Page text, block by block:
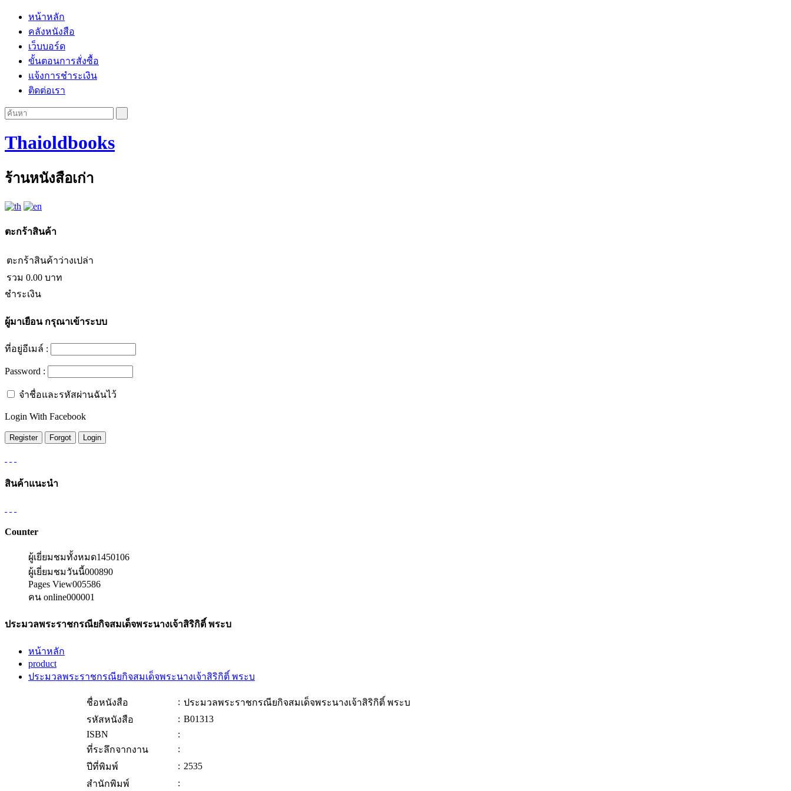
หน้าหลัก
คลังหนังสือ
เว็บบอร์ด
ขั้นตอนการสั่งซื้อ
แจ้งการชำระเงิน
ติดต่อเรา
Thaioldbooks
ร้านหนังสือเก่า
ตะกร้าสินค้า
ตะกร้าสินค้าว่างเปล่า
รวม 0.00 บาท
ชำระเงิน
ผู้มาเยือนกรุณาเข้าระบบ
ที่อยู่อีเมล์ :
Password :
จำชื่อและรหัสผ่านฉันไว้
Login With Facebook
สินค้าแนะนำ
Counter
ผู้เยี่ยมชมทั้งหมด1450106
ผู้เยี่ยมชมวันนี้000890
Pages View005586
คน online000001
ประมวลพระราชกรณียกิจสมเด็จพระนางเจ้าสิริกิติ์ พระบ
หน้าหลัก
product
ประมวลพระราชกรณียกิจสมเด็จพระนางเจ้าสิริกิติ์ พระบ
ชื่อหนังสือ : ประมวลพระราชกรณียกิจสมเด็จพระนางเจ้าสิริกิติ์ พระบ
รหัสหนังสือ
: B01313
ISBN
:
ที่ระลึกจากงาน
:
ปีที่พิมพ์
: 2535
สำนักพิมพ์
: